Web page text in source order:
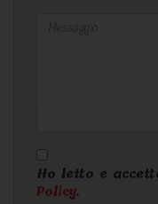
Ho letto e
Policy.